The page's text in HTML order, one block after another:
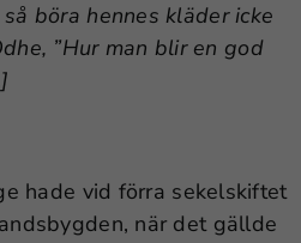
böra hennes kläder icke
”Hur man blir en god
hade vid förra sekelskiftet
när det gällde